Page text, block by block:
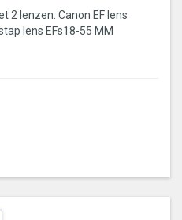
2 lenzen. Canon EF lens
lens EFs18-55 MM